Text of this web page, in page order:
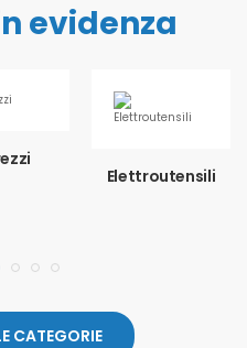
evidenza
Elettroutensili
CATEGORIE